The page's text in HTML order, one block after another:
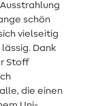
schön
vielseitig
Dank
Stoff
die einen